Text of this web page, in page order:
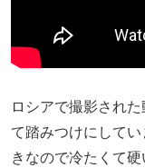
ロシアで撮影され
て踏みつけにして
きなので冷たくて